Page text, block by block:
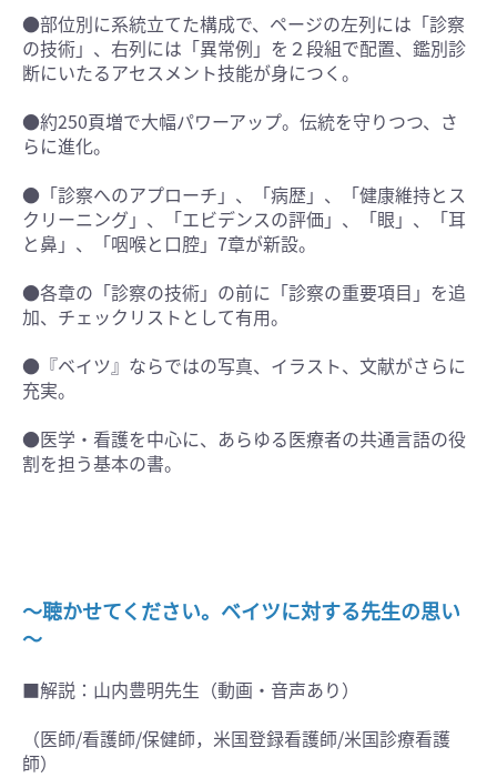
●部位別に系統立てた構成で、ページの左列には「診察
の技術」、右列には「異常例」を２段組で配置、鑑別診
断にいたるアセスメント技能が身につく。
●約250頁増で大幅パワーアップ。伝統を守りつつ、さ
らに進化。
●「診察へのアプローチ」、「病歴」、「健康維持とス
クリーニング」、「エビデンスの評価」、「眼」、「耳
と鼻」、「咽喉と口腔」7章が新設。
●各章の「診察の技術」の前に「診察の重要項目」を追
加、チェックリストとして有用。
●『ベイツ』ならではの写真、イラスト、文献がさらに
充実。
●医学・看護を中心に、あらゆる医療者の共通言語の役
割を担う基本の書。
～聴かせてください。ベイツに対する先生の思い
～
■解説：山内豊明先生（動画・音声あり）
（医師/看護師/保健師，米国登録看護師/米国診療看護
師）